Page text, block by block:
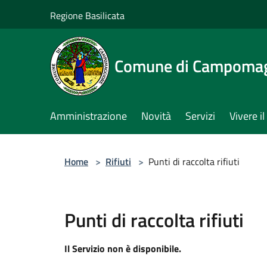
Regione Basilicata
Comune di
Amministrazione Novità Servizi Vivere
Home > Rifiuti > Punti di raccolta rifiuti
Punti di raccolta rifiuti
Il Servizio non è disponibile.